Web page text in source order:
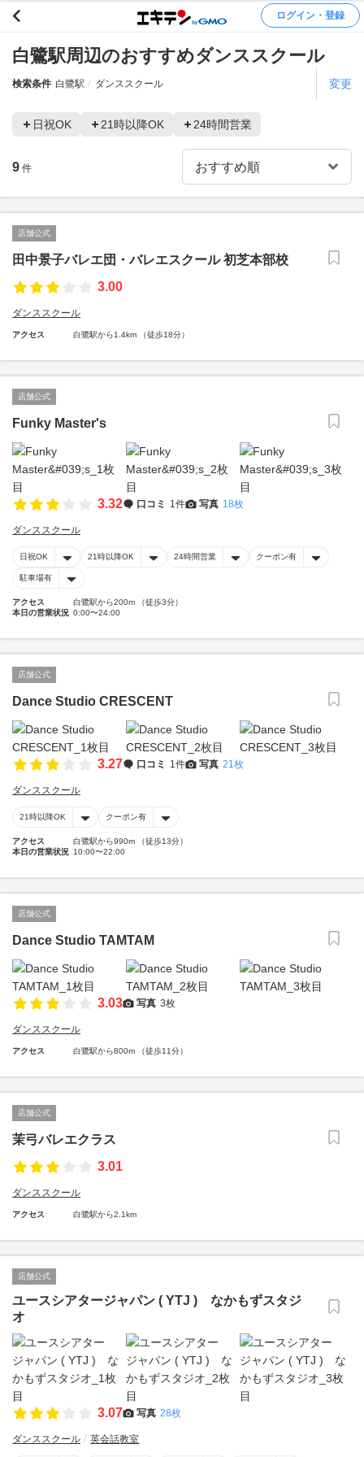
ログイン・登録
白鷺駅周辺のおすすめダンススクール
検索条件 白鷺駅 ダンススクール 変更
日祝OK 21時以降OK 24時間営業
9 件
店舗公式
田中景子バレエ団・バレエスクール 初芝本部校
3.00
ダンススクール
アクセス 白鷺駅から1.4km （徒歩18分）
店舗公式
Funky Master's
3.32 口コミ 1件 写真 18枚
ダンススクール
日祝OK 21時以降OK 24時間営業 クーポン有
駐車場有
アクセス
白鷺駅から200m （徒歩3分）
本日の営業状況 0:00〜24:00
店舗公式
Dance Studio CRESCENT
3.27 口コミ 1件 写真 21枚
ダンススクール
21時以降OK クーポン有
アクセス
白鷺駅から990m （徒歩13分）
本日の営業状況 10:00〜22:00
店舗公式
Dance Studio TAMTAM
3.03 写真 3枚
ダンススクール
アクセス 白鷺駅から800m （徒歩11分）
店舗公式
茉弓バレエクラス
3.01
ダンススクール
アクセス 白鷺駅から2.1km
店舗公式
ユースシアタージャパン ( YTJ ) なかもずスタジ
オ
3.07 写真 28枚
ダンススクール 英会話教室